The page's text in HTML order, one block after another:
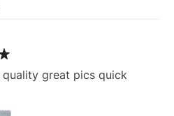
quality great pics quick